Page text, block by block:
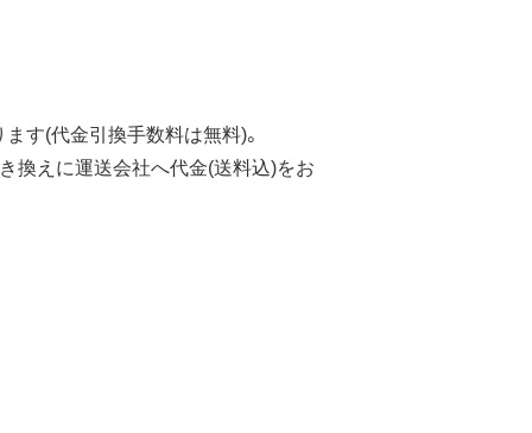
す(代金引換手数料は無料)。
換えに運送会社へ代金(送料込)をお